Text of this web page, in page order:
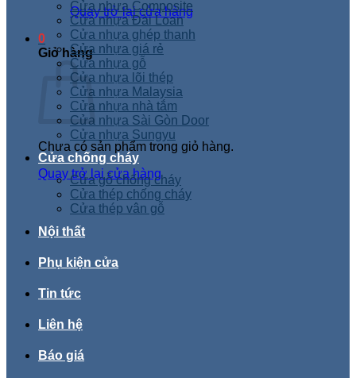
Quay trở lại cửa hàng
0
Giỏ hàng
Chưa có sản phẩm trong giỏ hàng.
Quay trở lại cửa hàng
Cửa nhựa Composite
Cửa nhựa Đài Loan
Cửa nhựa ghép thanh
Cửa nhựa giá rẻ
Cửa nhựa gỗ
Cửa nhựa lõi thép
Cửa nhựa Malaysia
Cửa nhựa nhà tắm
Cửa nhựa Sài Gòn Door
Cửa nhựa Sungyu
Cửa chống cháy
Cửa gỗ chống cháy
Cửa thép chống cháy
Cửa thép vân gỗ
Nội thất
Phụ kiện cửa
Tin tức
Liên hệ
Báo giá